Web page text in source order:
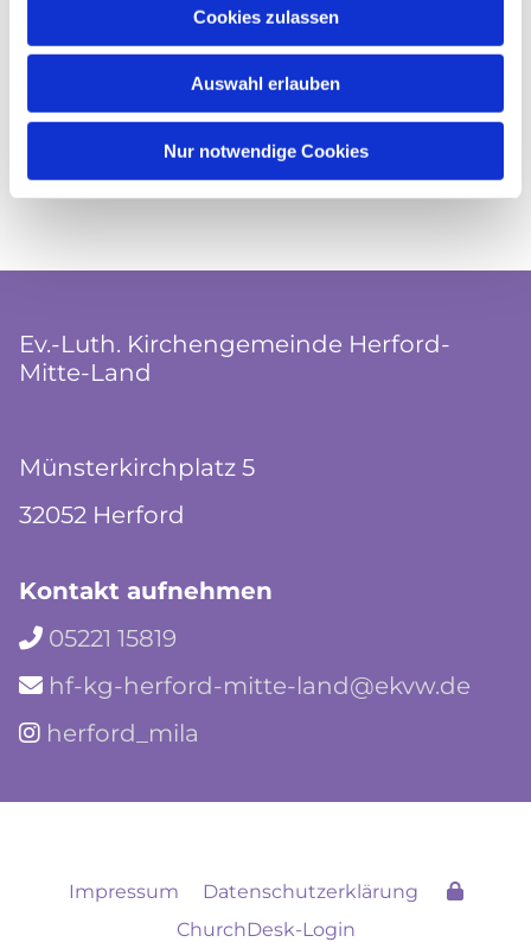
Cookies zulassen
Auswahl erlauben
Nur notwendige Cookies
Ev.-Luth. Kirchengemeinde Herford-
Mitte-Land
Münsterkirchplatz 5
32052 Herford
Kontakt aufnehmen
 05221 15819
 hf-kg-herford-mitte-land@ekvw.de
 herford_mila
Impressum
Datenschutzerklärung
ChurchDesk-Login